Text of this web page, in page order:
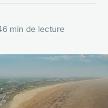
6 min de lecture